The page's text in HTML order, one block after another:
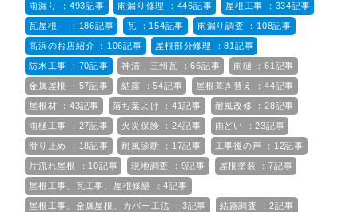
雨漏り ：493記事 雨漏り修理 ：446記事 屋根工事 ：334記事
瓦屋根 ：186記事 瓦 ：154記事 雨漏り調査 ：108記事
高浜のお店紹介 ：106記事 屋根部分修理 ：81記事
防水工事 ：70記事 神清，三州瓦 ：66記事 雨樋 ：61記事
金属屋根 ：57記事 結露 ：54記事 屋根葺き替え ：44記事
屋根材 ：43記事 落ち葉よけ ：41記事 耐風改修 ：28記事
雨樋工事 ：27記事 火災保険 ：24記事 雨どい ：23記事
滑り止め ：18記事 耐風診断 ：17記事 工事後の声 ：12記事
片流れ屋根 ：10記事 現地調査 ：9記事 屋根塗装 ：7記事
屋根工事、瓦工事、屋根修繕 ：4記事
屋根工事、金属屋根、カバー工法 ：3記事 結露調査 ：2記事